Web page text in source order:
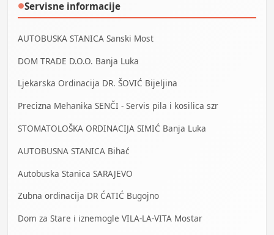
●Servisne informacije
AUTOBUSKA STANICA Sanski Most
DOM TRADE D.O.O. Banja Luka
Ljekarska Ordinacija DR. ŠOVIĆ Bijeljina
Precizna Mehanika SENČI - Servis pila i kosilica szr
STOMATOLOŠKA ORDINACIJA SIMIĆ Banja Luka
AUTOBUSNA STANICA Bihać
Autobuska Stanica SARAJEVO
Zubna ordinacija DR ĆATIĆ Bugojno
Dom za Stare i iznemogle VILA-LA-VITA Mostar